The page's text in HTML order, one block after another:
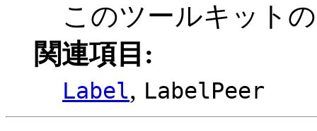
このツールキット
関連項目:
Label, LabelPeer